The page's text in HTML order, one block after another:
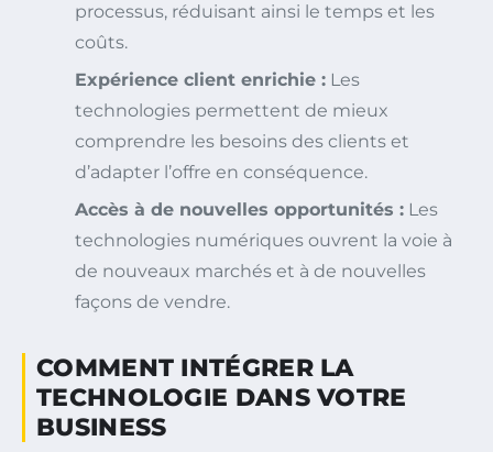
processus, réduisant ainsi le temps et les
coûts.
Expérience client enrichie : Les
technologies permettent de mieux
comprendre les besoins des clients et
d’adapter l’offre en conséquence.
Accès à de nouvelles opportunités : Les
technologies numériques ouvrent la voie à
de nouveaux marchés et à de nouvelles
façons de vendre.
COMMENT INTÉGRER LA
TECHNOLOGIE DANS VOTRE
BUSINESS